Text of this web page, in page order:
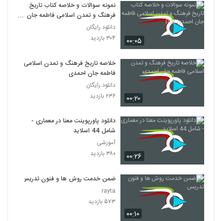
۰۰:۰۵
نمونه سوالات و خلاصه کتاب تاریخ
فرهنگ و تمدن اسلامی فاطمه جان
احمدی Pdf
دانلود رایگان
۳۰۴ بازدید
۰۰:۲۰
خلاصه تاریخ فرهنگ و تمدن اسلامی
فاطمه جان احمدی
دانلود رایگان
۲۳۶ بازدید
۰۰:۲۶
دانلود پاورپوینت معنا در معماری -
شامل 44 اسلاید
آموزشی
۳۸۰ بازدید
۰۰:۱۰
ضمن خدمت روش ها و فنون تدریس
rayta
۵۷۳ بازدید